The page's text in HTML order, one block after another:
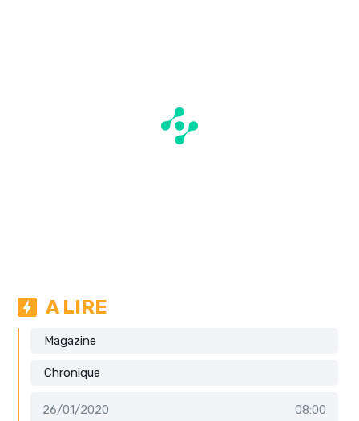
A LIRE
Magazine
Chronique
26/01/2020
08:00